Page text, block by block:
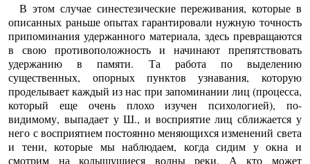
В этом случае синестезические переживания, которые в
описанных раньше опытах гарантировали нужную точность
припоминания удержанного материала, здесь превращаются
в свою противоположность и начинают препятствовать
удержанию в памяти. Та работа по выделению
существенных, опорных пунктов узнавания, которую
проделывает каждый из нас при запоминании лиц (процесса,
который еще очень плохо изучен психологией), по-
видимому, выпадает у Ш., и восприятие лиц сближается у
него с восприятием постоянно меняющихся изменений света
и тени, которые мы наблюдаем, когда сидим у окна и
смотрим на колышущиеся волны реки. А кто может